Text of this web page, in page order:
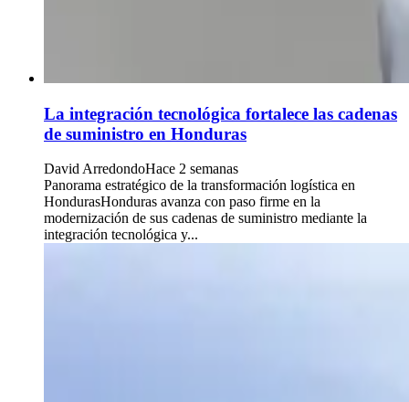
La integración tecnológica fortalece las cadenas
de suministro en Honduras
David ArredondoHace 2 semanas
Panorama estratégico de la transformación logística en
HondurasHonduras avanza con paso firme en la
modernización de sus cadenas de suministro mediante la
integración tecnológica y...